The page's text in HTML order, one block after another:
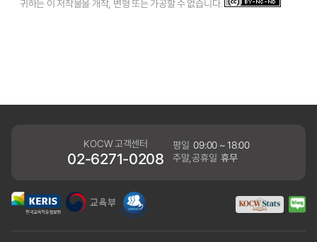
귀하는 이 저작물을 개작, 변형 또는 가공할 수 없습니다.
KOCW 고객센터
02-6271-0208
평일 09:00 ~ 18:00
주말,공휴일 휴무